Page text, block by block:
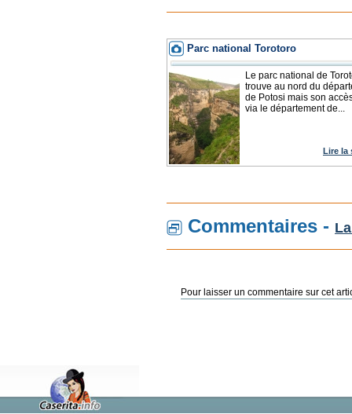
Parc national Torotoro
Le parc national de
trouve au nord du
de Potosi mais son
via le département de...
Lire la
Commentaires -
Pour laisser un commentaire sur cet